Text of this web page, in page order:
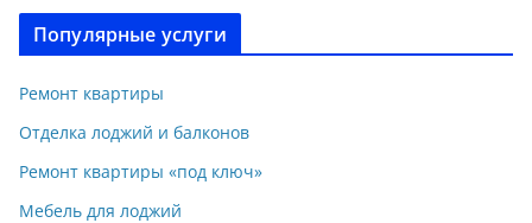
Популярные услуги
Ремонт квартиры
Отделка лоджий и балконов
Ремонт квартиры «под ключ»
Мебель для лоджий